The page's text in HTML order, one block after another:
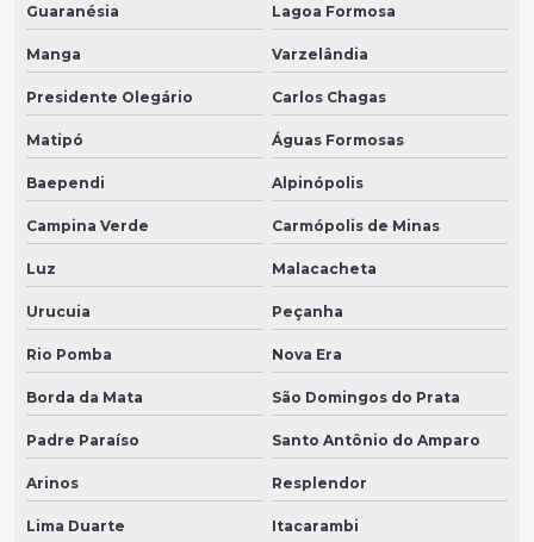
Guaranésia Lagoa Formosa
Manga Varzelândia
Presidente Olegário Carlos Chagas
Matipó Águas Formosas
Baependi Alpinópolis
Campina Verde Carmópolis de Minas
Luz Malacacheta
Urucuia Peçanha
Rio Pomba Nova Era
Borda da Mata São Domingos do Prata
Padre Paraíso Santo Antônio do Amparo
Arinos Resplendor
Lima Duarte Itacarambi